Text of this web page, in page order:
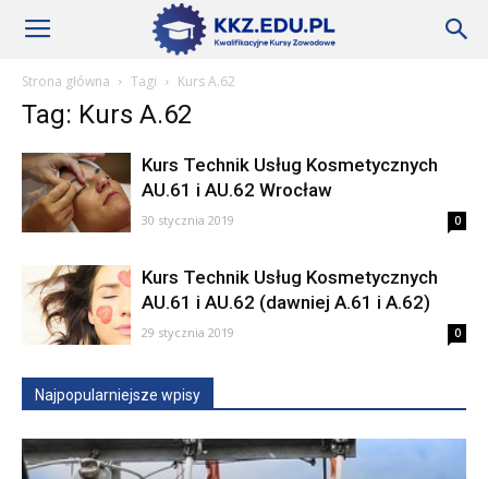
Szkoły
KKZ
Aktualności
Strona główna Tagi Kurs A.62
Tag: Kurs A.62
Kurs Technik Usług Kosmetycznych
AU.61 i AU.62 Wrocław
30 stycznia 2019 0
Kurs Technik Usług Kosmetycznych
AU.61 i AU.62 (dawniej A.61 i A.62)
29 stycznia 2019 0
Najpopularniejsze wpisy